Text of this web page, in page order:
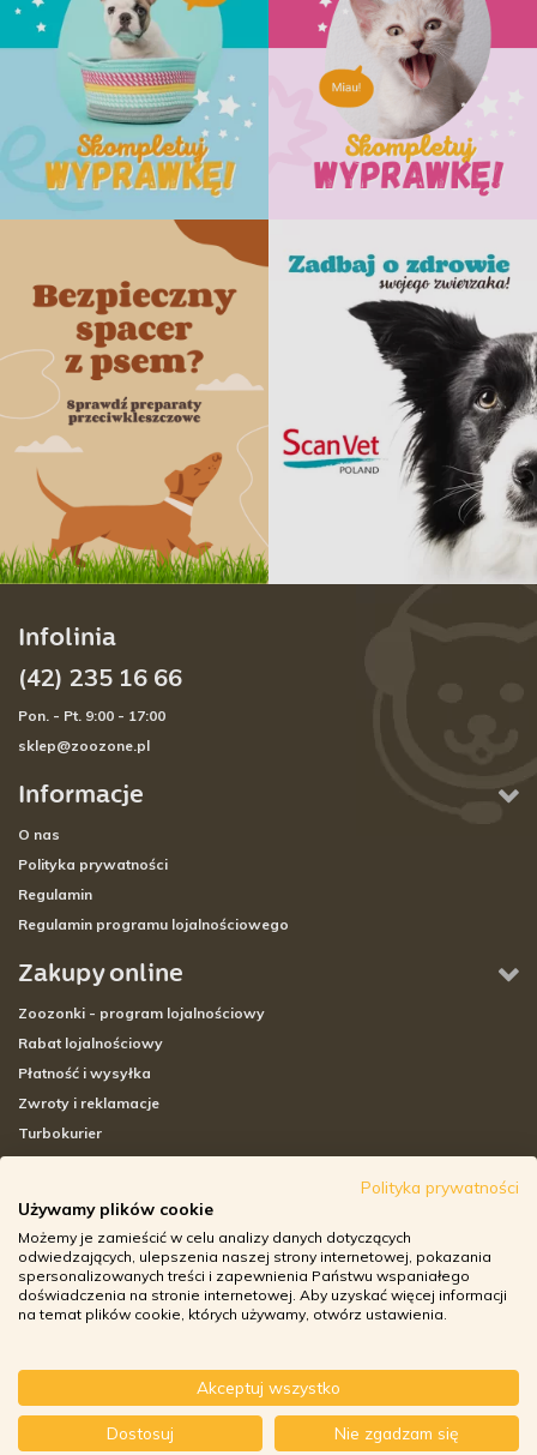
+ DO KOSZYKA
© ZOOZONE.PL 2018
DESIGN BY TONIK
Informacje
O nas
Polityka prywatności
Regulamin
Regulamin programu lojalnościowego
Zakupy online
Zoozonki - program lojalnościowy
Rabat lojalnościowy
Płatność i wysyłka
Zwroty i reklamacje
Turbokurier
Adresy sklepów stacjonarnych
Godziny otwarcia sklepów
Aplikacja zoozone.pl
Zwroty i reklamacje
Infolinia
(42) 235 16 66
Pon. - Pt. 9:00 - 17:00
sklep@zoozone.pl
Polityka prywatności
Używamy plików cookie
Możemy je zamieścić w celu analizy danych dotyczących
odwiedzających, ulepszenia naszej strony internetowej, pokazania
spersonalizowanych treści i zapewnienia Państwu wspaniałego
doświadczenia na stronie internetowej. Aby uzyskać więcej informacji
na temat plików cookie, których używamy, otwórz ustawienia.
Akceptuj wszystko
Dostosuj Nie zgadzam się